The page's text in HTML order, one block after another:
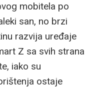
mobitela po
san, no brzi
razvija uređaje
Z sa svih strana
iako su
ostaje